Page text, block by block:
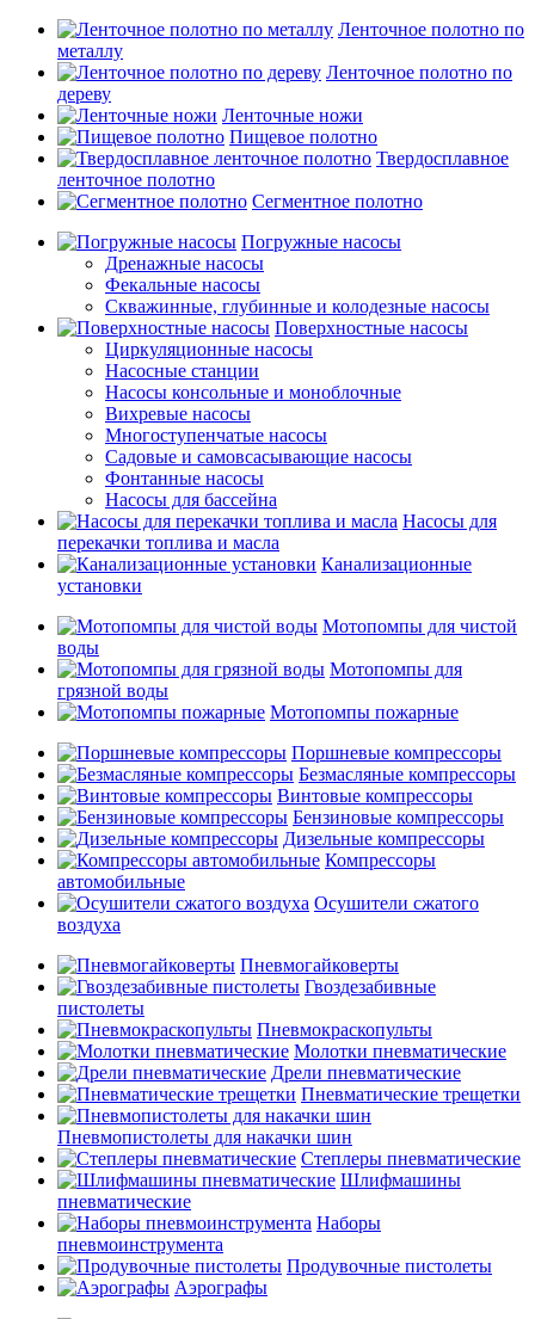
Ленточное полотно по
металлу
Ленточное полотно по
дереву
Ленточные ножи
Пищевое полотно
Твердосплавное
ленточное полотно
Сегментное полотно
Погружные насосы
Дренажные насосы
Фекальные насосы
Скважинные, глубинные и колодезные насосы
Поверхностные насосы
Циркуляционные насосы
Насосные станции
Насосы консольные и моноблочные
Вихревые насосы
Многоступенчатые насосы
Садовые и самовсасывающие насосы
Фонтанные насосы
Насосы для бассейна
Насосы для
перекачки топлива и масла
Канализационные
установки
Мотопомпы для чистой
воды
Мотопомпы для
грязной воды
Мотопомпы пожарные
Поршневые компрессоры
Безмасляные компрессоры
Винтовые компрессоры
Бензиновые компрессоры
Дизельные компрессоры
Компрессоры
автомобильные
Осушители сжатого
воздуха
Пневмогайковерты
Гвоздезабивные
пистолеты
Пневмокраскопульты
Молотки пневматические
Дрели пневматические
Пневматические трещетки
Пневмопистолеты для накачки шин
Степлеры пневматические
Шлифмашины
пневматические
Наборы
пневмоинструмента
Продувочные пистолеты
Аэрографы